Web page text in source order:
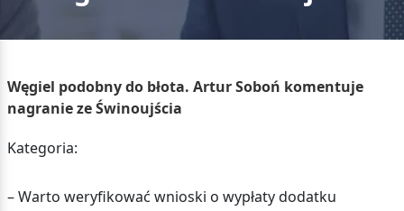
Węgiel podobny do błota. Artur Soboń komentuje
nagranie ze Świnoujścia
Kategoria:
– Warto weryfikować wnioski o wypłaty dodatku